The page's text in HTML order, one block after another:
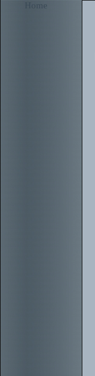
Home